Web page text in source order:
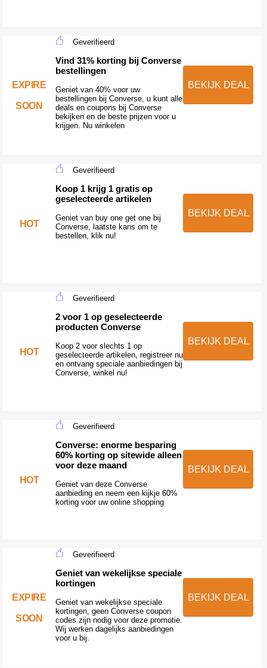
EXPIRE
SOON
Geverifieerd
Vind 31% korting bij Converse
bestellingen
Geniet van 40% voor uw
bestellingen bij Converse, u kunt alle
deals en coupons bij Converse
bekijken en de beste prijzen voor u
krijgen. Nu winkelen
BEKIJK DEAL
HOT
Geverifieerd
Koop 1 krijg 1 gratis op
geselecteerde artikelen
Geniet van buy one get one bij
Converse, laatste kans om te
bestellen, klik nu!
BEKIJK DEAL
HOT
Geverifieerd
2 voor 1 op geselecteerde
producten Converse
Koop 2 voor slechts 1 op
geselecteerde artikelen, registreer nu
en ontvang speciale aanbiedingen bij
Converse, winkel nu!
BEKIJK DEAL
HOT
Geverifieerd
Converse: enorme besparing
60% korting op sitewide alleen
voor deze maand
Geniet van deze Converse
aanbieding en neem een kijkje 60%
korting voor uw online shopping
BEKIJK DEAL
EXPIRE
SOON
Geverifieerd
Geniet van wekelijkse speciale
kortingen
Geniet van wekelijkse speciale
kortingen, geen Converse coupon
codes zijn nodig voor deze promotie.
Wij werken dagelijks aanbiedingen
voor u bij.
BEKIJK DEAL